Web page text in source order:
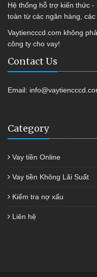
Hệ thống hỗ trợ kiến thức
toàn từ các ngân hàng,
Vaytiencccd.com không
công ty cho vay!
Contact Us
Email:
Category
Vay tiền Online
Vay tiền Không Lãi Suất
Kiểm tra nợ xấu
Liên hệ